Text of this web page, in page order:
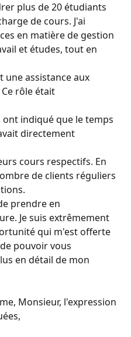
plus de 20 étudiants
de cours. J'ai
en matière de gestion
et études, tout en
assistance aux
rôle était
indiqué que le temps
directement
cours respectifs. En
de clients réguliers
prendre en
Je suis extrêmement
qui m'est offerte
pouvoir vous
en détail de mon
Monsieur, l'expression